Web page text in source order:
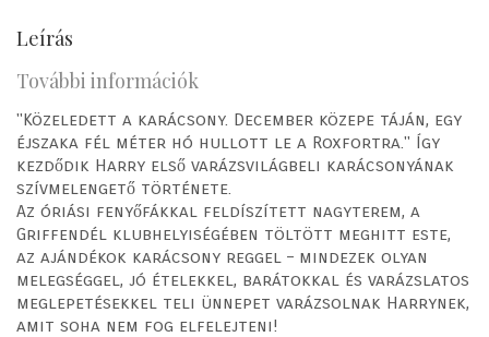
Leírás
További információk
"Közeledett a karácsony. December közepe táján, egy
éjszaka fél méter hó hullott le a Roxfortra." Így
kezdődik Harry első varázsvilágbeli karácsonyának
szívmelengető története.
Az óriási fenyőfákkal feldíszített nagyterem, a
Griffendél klubhelyiségében töltött meghitt este,
az ajándékok karácsony reggel – mindezek olyan
melegséggel, jó ételekkel, barátokkal és varázslatos
meglepetésekkel teli ünnepet varázsolnak Harrynek,
amit soha nem fog elfelejteni!